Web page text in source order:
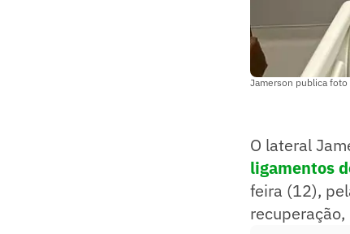
Jamerson publica
O lateral
ligamentos
feira (12),